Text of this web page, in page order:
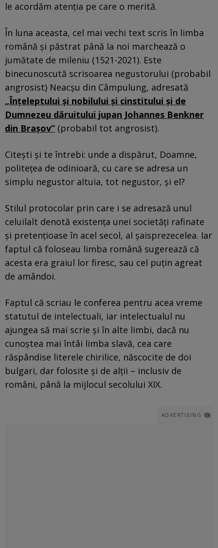
le acordăm atenția pe care o merită.
În luna aceasta, cel mai vechi text scris în limba
română și păstrat până la noi marchează o
jumătate de mileniu (1521-2021). Este
binecunoscută scrisoarea negustorului (probabil
angrosist) Neacșu din Câmpulung, adresată
„Înțeleptului și nobilului și cinstitului și de
Dumnezeu dăruitului jupan Johannes Benkner
din Brașov” (probabil tot angrosist).
Citești și te întrebi: unde a dispărut, Doamne,
politețea de odinioară, cu care se adresa un
simplu negustor altuia, tot negustor, și el?
Stilul protocolar prin care i se adresază unul
celuilalt denotă existența unei societăți rafinate
și pretențioase în acel secol, al șaisprezecelea. Iar
faptul că foloseau limba română sugerează că
acesta era graiul lor firesc, sau cel puțin agreat
de amândoi.
Faptul că scriau le conferea pentru acea vreme
statutul de intelectuali, iar intelectualul nu
ajungea să mai scrie și în alte limbi, dacă nu
cunoștea mai întâi limba slavă, cea care
răspândise literele chirilice, născocite de doi
bulgari, dar folosite și de alții – inclusiv de
români, până la mijlocul secolului XIX.
ADVERTISING